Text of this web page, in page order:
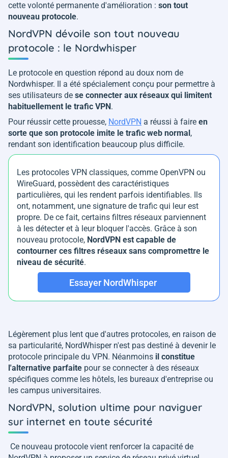
cette volonté permanente d'amélioration : son tout
nouveau protocole.
NordVPN dévoile son tout nouveau
protocole : le Nordwhisper
Le protocole en question répond au doux nom de
Nordwhisper. Il a été spécialement conçu pour permettre à
ses utilisateurs de se connecter aux réseaux qui limitent
habituellement le trafic VPN .
Pour réussir cette prouesse, NordVPN a réussi à faire en
sorte que son protocole imite le trafic web normal ,
rendant son identification beaucoup plus difficile.
Les protocoles VPN classiques, comme OpenVPN ou
WireGuard, possèdent des caractéristiques
particulières, qui les rendent parfois identifiables. Ils
ont, notamment, une signature de trafic qui leur est
propre. De ce fait, certains filtres réseaux parviennent
à les détecter et à leur bloquer l'accès. Grâce à son
nouveau protocole, NordVPN est capable de
contourner ces filtres réseaux sans compromettre le
niveau de sécurité.
Essayer NordWhisper
Légèrement plus lent que d'autres protocoles, en raison de
sa particularité, NordWhisper n'est pas destiné à devenir le
protocole principale du VPN. Néanmoins il constitue
l'alternative parfaite pour se connecter à des réseaux
spécifiques comme les hôtels, les bureaux d'entreprise ou
les campus universitaires.
NordVPN, solution ultime pour naviguer
sur internet en toute sécurité
Ce nouveau protocole vient renforcer la capacité de